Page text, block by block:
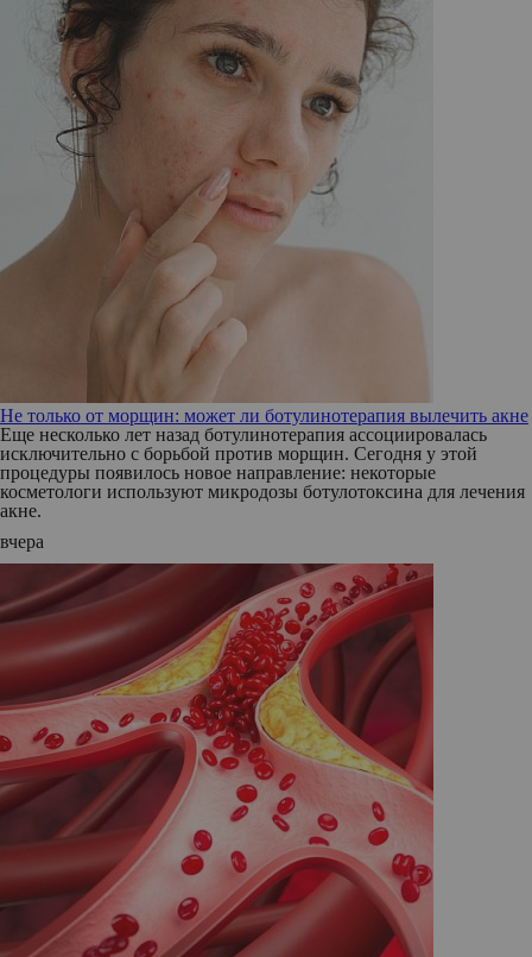
Не только от морщин: может ли ботулинотерапия вылечить акне
Еще несколько лет назад ботулинотерапия ассоциировалась
исключительно с борьбой против морщин. Сегодня у этой
процедуры появилось новое направление: некоторые
косметологи используют микродозы ботулотоксина для лечения
акне.
вчера